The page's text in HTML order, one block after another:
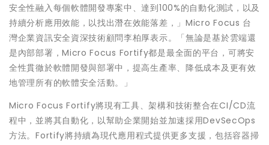
安全性融入每個軟體開發專案中、達到100%的自動化測試，以及
持續分析應用效能，以找出潛在效能落差，」Micro Focus 台
灣企業資訊安全資深技術顧問李柏厚表示。「無論是基於雲端還
是內部部署，Micro Focus Fortify都是最全面的平台，可將安
全性貫徹於軟體開發與部署中，提高生產率、降低成本及更有效
地管理所有的軟體安全活動。」
Micro Focus Fortify將現有工具、架構和技術整合在CI/CD流
程中，並將其自動化，以幫助企業開始並加速採用DevSecOps
方法。Fortify將持續為現代應用程式提供更多支援，包括容器掃